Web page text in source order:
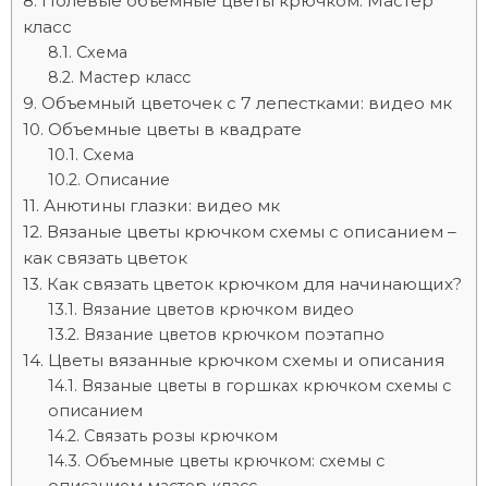
класс
Схема
Мастер класс
Объемный цветочек с 7 лепестками: видео мк
Объемные цветы в квадрате
Схема
Описание
Анютины глазки: видео мк
Вязаные цветы крючком схемы с описанием –
как связать цветок
Как связать цветок крючком для начинающих?
Вязание цветов крючком видео
Вязание цветов крючком поэтапно
Цветы вязанные крючком схемы и описания
Вязаные цветы в горшках крючком схемы с
описанием
Связать розы крючком
Объемные цветы крючком: схемы с